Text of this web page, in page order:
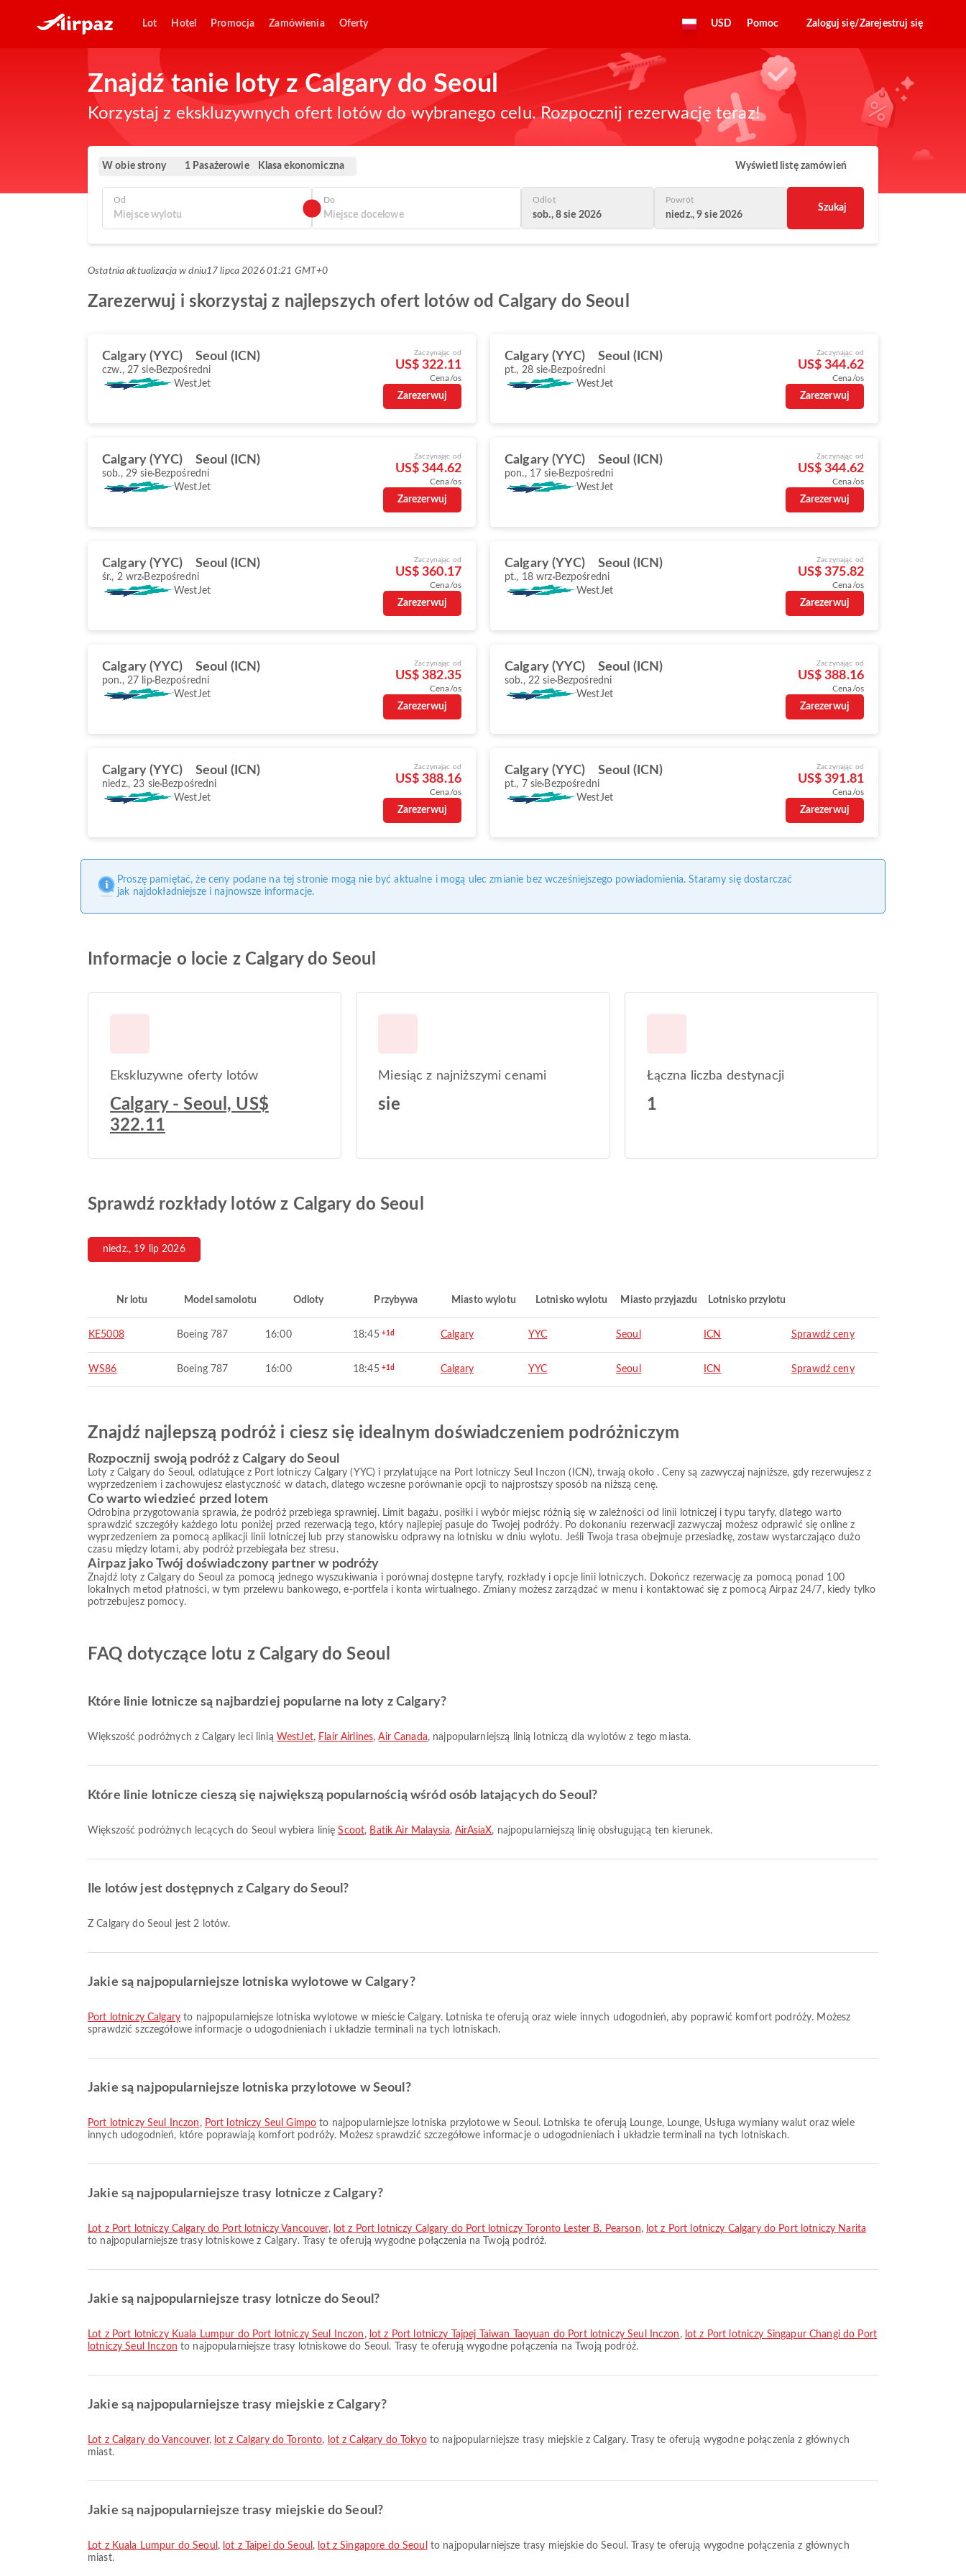
Lot Hotel Promocja Zamówienia Oferty USD Pomoc Zaloguj się/Zarejestruj się
Znajdź tanie loty z Calgary do Seoul
Korzystaj z ekskluzywnych ofert lotów do wybranego celu. Rozpocznij rezerwację teraz!
W obie strony 1 Pasażerowie Klasa ekonomiczna Wyświetl listę zamówień
Od Do Odlot
sob., 8 sie 2026
Powrót
niedz., 9 sie 2026
Szukaj
Ostatnia aktualizacja w dniu17 lipca 2026 01:21 GMT+0
Zarezerwuj i skorzystaj z najlepszych ofert lotów od Calgary do Seoul
Calgary (YYC) Seoul (ICN)
czw., 27 sie Bezpośredni
WestJet
Zaczynając od
US$ 322.11
Cena/os
Zarezerwuj
Calgary (YYC) Seoul (ICN)
pt., 28 sie Bezpośredni
WestJet
Zaczynając od
US$ 344.62
Cena/os
Zarezerwuj
Calgary (YYC) Seoul (ICN)
sob., 29 sie Bezpośredni
WestJet
Zaczynając od
US$ 344.62
Cena/os
Zarezerwuj
Calgary (YYC) Seoul (ICN)
pon., 17 sie Bezpośredni
WestJet
Zaczynając od
US$ 344.62
Cena/os
Zarezerwuj
Calgary (YYC) Seoul (ICN)
śr., 2 wrz Bezpośredni
WestJet
Zaczynając od
US$ 360.17
Cena/os
Zarezerwuj
Calgary (YYC) Seoul (ICN)
pt., 18 wrz Bezpośredni
WestJet
Zaczynając od
US$ 375.82
Cena/os
Zarezerwuj
Calgary (YYC) Seoul (ICN)
pon., 27 lip Bezpośredni
WestJet
Zaczynając od
US$ 382.35
Cena/os
Zarezerwuj
Calgary (YYC) Seoul (ICN)
sob., 22 sie Bezpośredni
WestJet
Zaczynając od
US$ 388.16
Cena/os
Zarezerwuj
Calgary (YYC) Seoul (ICN)
niedz., 23 sie Bezpośredni
WestJet
Zaczynając od
US$ 388.16
Cena/os
Zarezerwuj
Calgary (YYC) Seoul (ICN)
pt., 7 sie Bezpośredni
WestJet
Zaczynając od
US$ 391.81
Cena/os
Zarezerwuj
Proszę pamiętać, że ceny podane na tej stronie mogą nie być aktualne i mogą ulec zmianie bez wcześniejszego powiadomienia. Staramy się dostarczać
jak najdokładniejsze i najnowsze informacje.
Informacje o locie z Calgary do Seoul
Ekskluzywne oferty lotów
Calgary - Seoul, US$
322.11
Miesiąc z najniższymi cenami
sie
Łączna liczba destynacji
1
Sprawdź rozkłady lotów z Calgary do Seoul
niedz., 19 lip 2026
Nr lotu Model samolotu Odloty Przybywa Miasto wylotu Lotnisko wylotu Miasto przyjazdu Lotnisko przylotu
KE5008 Boeing 787 16:00 18:45 +1d Calgary YYC Seoul ICN Sprawdź ceny
WS86 Boeing 787 16:00 18:45 +1d Calgary YYC Seoul ICN Sprawdź ceny
Znajdź najlepszą podróż i ciesz się idealnym doświadczeniem podróżniczym
Rozpocznij swoją podróż z Calgary do Seoul
Loty z Calgary do Seoul, odlatujące z Port lotniczy Calgary (YYC) i przylatujące na Port lotniczy Seul Inczon (ICN), trwają około . Ceny są zazwyczaj najniższe, gdy rezerwujesz z
wyprzedzeniem i zachowujesz elastyczność w datach, dlatego wczesne porównanie opcji to najprostszy sposób na niższą cenę.
Co warto wiedzieć przed lotem
Odrobina przygotowania sprawia, że podróż przebiega sprawniej. Limit bagażu, posiłki i wybór miejsc różnią się w zależności od linii lotniczej i typu taryfy, dlatego warto
sprawdzić szczegóły każdego lotu poniżej przed rezerwacją tego, który najlepiej pasuje do Twojej podróży. Po dokonaniu rezerwacji zazwyczaj możesz odprawić się online z
wyprzedzeniem za pomocą aplikacji linii lotniczej lub przy stanowisku odprawy na lotnisku w dniu wylotu. Jeśli Twoja trasa obejmuje przesiadkę, zostaw wystarczająco dużo
czasu między lotami, aby podróż przebiegała bez stresu.
Airpaz jako Twój doświadczony partner w podróży
Znajdź loty z Calgary do Seoul za pomocą jednego wyszukiwania i porównaj dostępne taryfy, rozkłady i opcje linii lotniczych. Dokończ rezerwację za pomocą ponad 100
lokalnych metod płatności, w tym przelewu bankowego, e-portfela i konta wirtualnego. Zmiany możesz zarządzać w menu i kontaktować się z pomocą Airpaz 24/7, kiedy tylko
potrzebujesz pomocy.
FAQ dotyczące lotu z Calgary do Seoul
Które linie lotnicze są najbardziej popularne na loty z Calgary?
Większość podróżnych z Calgary leci linią WestJet, Flair Airlines,Air Canada, najpopularniejszą linią lotniczą dla wylotów z tego miasta.
Które linie lotnicze cieszą się największą popularnością wśród osób latających do Seoul?
Większość podróżnych lecących do Seoul wybiera linięScoot, Batik Air Malaysia,AirAsiaX, najpopularniejszą linię obsługującą ten kierunek.
Ile lotów jest dostępnych z Calgary do Seoul?
Z Calgary do Seoul jest 2 lotów.
Jakie są najpopularniejsze lotniska wylotowe w Calgary?
Port lotniczy Calgaryto najpopularniejsze lotniska wylotowe w mieście Calgary. Lotniska te oferują oraz wiele innych udogodnień, aby poprawić komfort podróży. Możesz
sprawdzić szczegółowe informacje o udogodnieniach i układzie terminali na tych lotniskach.
Jakie są najpopularniejsze lotniska przylotowe w Seoul?
Port lotniczy Seul Inczon , Port lotniczy Seul Gimpo to najpopularniejsze lotniska przylotowe w Seoul. Lotniska te oferują Lounge, Lounge, Usługa wymiany walut oraz wiele
innych udogodnień, które poprawiają komfort podróży. Możesz sprawdzić szczegółowe informacje o udogodnieniach i układzie terminali na tych lotniskach.
Jakie są najpopularniejsze trasy lotnicze z Calgary?
lot z Port lotniczy Calgary do Port lotniczy Vancouver, lot z Port lotniczy Calgary do Port lotniczy Toronto Lester B. Pearson, lot z Port lotniczy Calgary do Port lotniczy Narita
to najpopularniejsze trasy lotniskowe z Calgary. Trasy te oferują wygodne połączenia na Twoją podróż.
Jakie są najpopularniejsze trasy lotnicze do Seoul?
lot z Port lotniczy Kuala Lumpur do Port lotniczy Seul Inczon , lot z Port lotniczy Tajpej Taiwan Taoyuan do Port lotniczy Seul Inczon , lot z Port lotniczy Singapur Changi do Port
lotniczy Seul Inczon to najpopularniejsze trasy lotniskowe do Seoul. Trasy te oferują wygodne połączenia na Twoją podróż.
Jakie są najpopularniejsze trasy miejskie z Calgary?
lot z Calgary do Vancouver, lot z Calgary do Toronto, lot z Calgary do Tokyoto najpopularniejsze trasy miejskie z Calgary. Trasy te oferują wygodne połączenia z głównych
miast.
Jakie są najpopularniejsze trasy miejskie do Seoul?
lot z Kuala Lumpur do Seoul , lot z Taipei do Seoul , lot z Singapore do Seoul
to najpopularniejsze trasy miejskie do Seoul. Trasy te oferują wygodne połączenia z głównych
miast.